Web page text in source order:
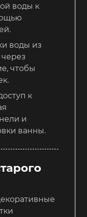
воды к
воды из
чтобы
к
и
ванны.